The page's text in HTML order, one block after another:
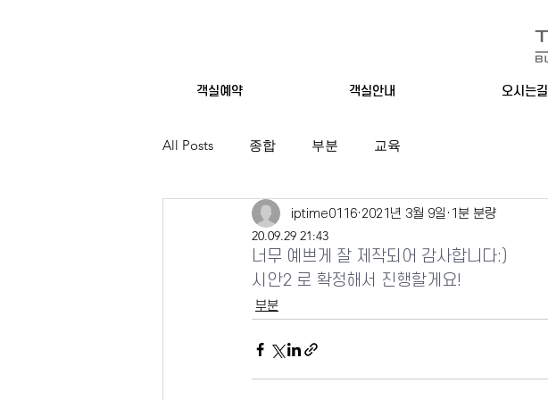
객실예약 객실안내 오시는길
All Posts 종합 부분 교육
20.09.29 21:43
iptime0116 2021년 3월 9일 1분 분량
너무 예쁘게 잘 제작되어 감사합니다:)
시안2 로 확정해서 진행할게요!
부분